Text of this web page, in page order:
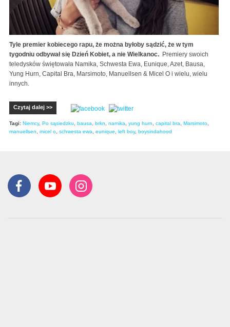
Tyle premier kobiecego rapu, że można byłoby sądzić, że w tym
tygodniu odbywał się Dzień Kobiet, a nie Wielkanoc. Premiery swoich
teledysków świętowała Namika, Schwesta Ewa, Eunique, Azet, Bausa,
Yung Hurn, Capital Bra, Marsimoto, Manuellsen & Micel O i wielu, wielu
innych.
Czytaj dalej >>
Tagi: Niemcy, Po sąsiedzku bausa brkn namika yung hurn capital bra Marsimoto
manuellsen
micel o schwesta ewa eunique left boy, boysindahood